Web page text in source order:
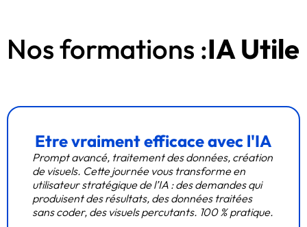
Nos formations :IA Utile
Etre vraiment efficace avec l'IA
Prompt avancé, traitement des données, création
de visuels. Cette journée vous transforme en
utilisateur stratégique de l’IA : des demandes qui
produisent des résultats, des données traitées
sans coder, des visuels percutants. 100 % pratique.